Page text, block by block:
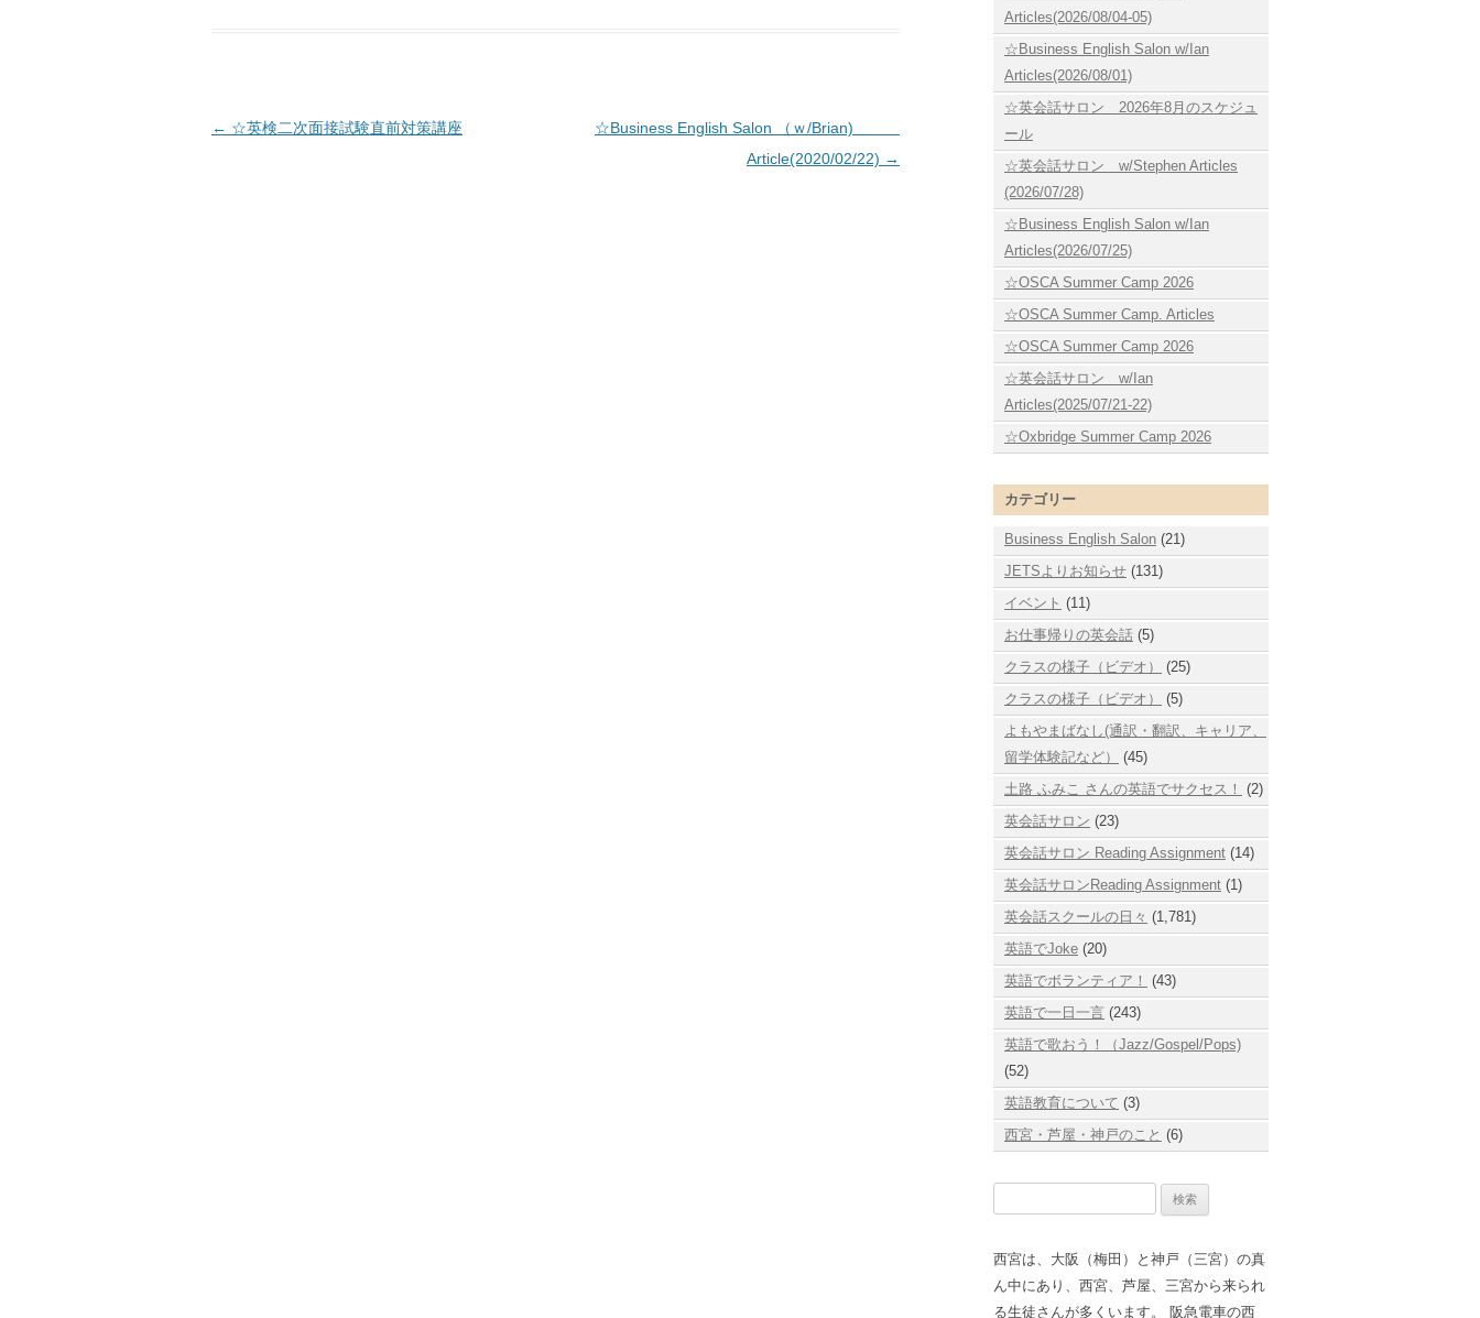
投稿ナビゲーション
← ☆英検二次面接試験直前対策講座
☆Business English Salon （ｗ/Brian)
Article(2020/02/22) →
Articles(2026/08/04-05)
☆Business English Salon w/Ian
Articles(2026/08/01)
☆英会話サロン 2026年8月のスケジュ
ール
☆英会話サロン w/Stephen Articles
(2026/07/28)
☆Business English Salon w/Ian
Articles(2026/07/25)
☆OSCA Summer Camp 2026
☆OSCA Summer Camp. Articles
☆OSCA Summer Camp 2026
☆英会話サロン w/Ian
Articles(2025/07/21-22)
☆Oxbridge Summer Camp 2026
カテゴリー
Business English Salon (21)
JETSよりお知らせ (131)
イベント (11)
お仕事帰りの英会話 (5)
クラスの様子（ビデオ）
(25)
クラスの様子（ビデオ）
(5)
よもやまばなし(通訳・翻訳、キャリア、
留学体験記など）
(45)
土路 ふみこ さんの英語でサクセス！
(2)
英会話サロン (23)
英会話サロン Reading Assignment (14)
英会話サロンReading Assignment (1)
英会話スクールの日々 (1,781)
英語でJoke (20)
英語でボランティア！
(43)
英語で一日一言 (243)
英語で歌おう！（Jazz/Gospel/Pops)
(52)
英語教育について (3)
西宮・芦屋・神戸のこと (6)
西宮は、大阪（梅田）と神戸（三宮）の真
ん中にあり、西宮、芦屋、三宮から来られ
る生徒さんが多くいます。 阪急電車の西